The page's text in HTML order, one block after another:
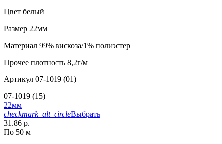
Цвет белый
Размер 22мм
Материал 99% вискоза/1% полиэстер
Прочее плотность 8,2г/м
Артикул 07-1019 (01)
07-1019 (15)
22мм
checkmark_alt_circleВыбрать
31.86 р.
По 50 м